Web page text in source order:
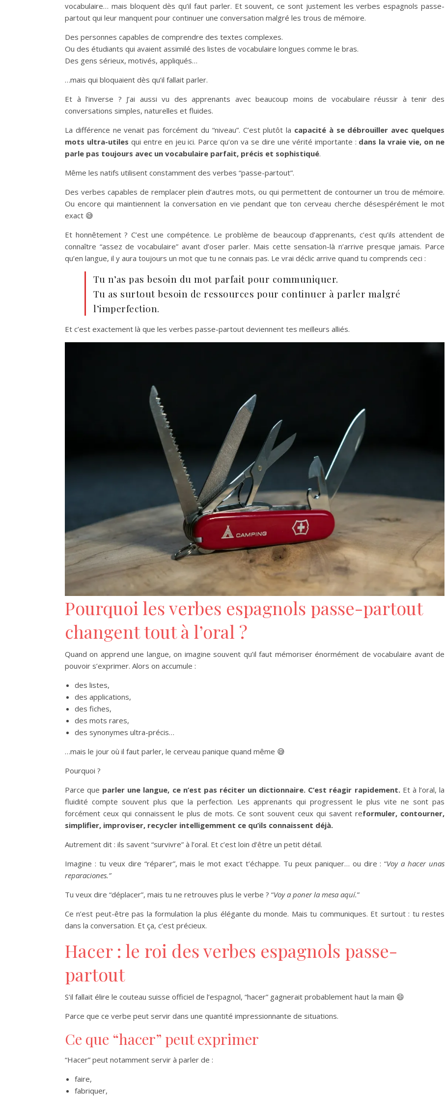
vocabulaire… mais bloquent dès qu’il faut parler. Et souvent, ce sont justement les verbes espagnols passe-
partout qui leur manquent pour continuer une conversation malgré les trous de mémoire.
Des personnes capables de comprendre des textes complexes.
Ou des étudiants qui avaient assimilé des listes de vocabulaire longues comme le bras.
Des gens sérieux, motivés, appliqués…
…mais qui bloquaient dès qu’il fallait parler.
Et à l’inverse ? J’ai aussi vu des apprenants avec beaucoup moins de vocabulaire réussir à tenir des
conversations simples, naturelles et fluides.
La différence ne venait pas forcément du “niveau”. C’est plutôt la capacité à se débrouiller avec quelques
mots ultra-utiles qui entre en jeu ici. Parce qu’on va se dire une vérité importante : dans la vraie vie, on ne
parle pas toujours avec un vocabulaire parfait, précis et sophistiqué.
Même les natifs utilisent constamment des verbes “passe-partout”.
Des verbes capables de remplacer plein d’autres mots, ou qui permettent de contourner un trou de mémoire.
Ou encore qui maintiennent la conversation en vie pendant que ton cerveau cherche désespérément le mot
exact 😅
Et honnêtement ? C’est une compétence. Le problème de beaucoup d’apprenants, c’est qu’ils attendent de
connaître “assez de vocabulaire” avant d’oser parler. Mais cette sensation-là n’arrive presque jamais. Parce
qu’en langue, il y aura toujours un mot que tu ne connais pas. Le vrai déclic arrive quand tu comprends ceci :
Tu n’as pas besoin du mot parfait pour communiquer.
Tu as surtout besoin de ressources pour continuer à parler malgré
l’imperfection.
Et c’est exactement là que les verbes passe-partout deviennent tes meilleurs alliés.
Pourquoi les verbes espagnols passe-partout
changent tout à l’oral ?
Quand on apprend une langue, on imagine souvent qu’il faut mémoriser énormément de vocabulaire avant de
pouvoir s’exprimer. Alors on accumule :
des listes,
des applications,
des fiches,
des mots rares,
des synonymes ultra-précis…
…mais le jour où il faut parler, le cerveau panique quand même 😅
Pourquoi ?
Parce que parler une langue, ce n’est pas réciter un dictionnaire. C’est réagir rapidement.Et à l’oral, la
fluidité compte souvent plus que la perfection. Les apprenants qui progressent le plus vite ne sont pas
forcément ceux qui connaissent le plus de mots. Ce sont souvent ceux qui savent reformuler, contourner,
simplifier, improviser, recycler intelligemment ce qu’ils connaissent déjà.
Autrement dit : ils savent “survivre” à l’oral. Et c’est loin d’être un petit détail.
Imagine : tu veux dire “réparer”, mais le mot exact t’échappe. Tu peux paniquer… ou dire : “Voy a hacer unas
reparaciones.”
Tu veux dire “déplacer”, mais tu ne retrouves plus le verbe ? “Voy a poner la mesa aquí.”
Ce n’est peut-être pas la formulation la plus élégante du monde. Mais tu communiques. Et surtout : tu restes
dans la conversation. Et ça, c’est précieux.
Hacer : le roi des verbes espagnols passe-
partout
S’il fallait élire le couteau suisse officiel de l’espagnol, “hacer” gagnerait probablement haut la main 😄
Parce que ce verbe peut servir dans une quantité impressionnante de situations.
Ce que “hacer” peut exprimer
“Hacer” peut notamment servir à parler de :
faire,
fabriquer,